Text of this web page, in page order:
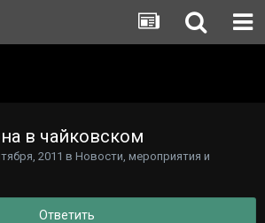
в чайковском
2011 в Новости, мероприятия и
Ответить